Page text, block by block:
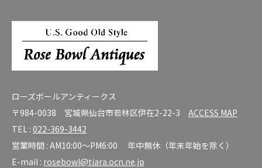
ローズボールアンティークス
〒984-0038 宮城県仙台市若林区伊在2-22-3 ACCESS MAP
TEL : 022-369-3442
営業時間 : AM10:00～PM6:00 年中無休（年末年始を除く）
E-mail : rosebowl@tiara.ocn.ne.jp